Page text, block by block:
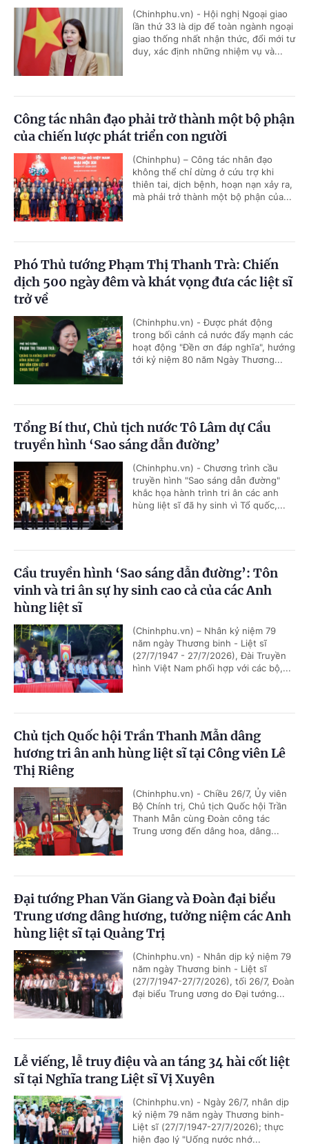
(Chinhphu.vn) - Hội nghị Ngoại giao
lần thứ 33 là dịp để toàn ngành ngoại
giao thống nhất nhận thức, đổi mới tư
duy, xác định những nhiệm vụ và...
Công tác nhân đạo phải trở thành một bộ phận
của chiến lược phát triển con người
(Chinhphu) – Công tác nhân đạo
không thể chỉ dừng ở cứu trợ khi
thiên tai, dịch bệnh, hoạn nạn xảy ra,
mà phải trở thành một bộ phận của...
Phó Thủ tướng Phạm Thị Thanh Trà: Chiến
dịch 500 ngày đêm và khát vọng đưa các liệt sĩ
trở về
(Chinhphu.vn) - Được phát động
trong bối cảnh cả nước đẩy mạnh các
hoạt động "Đền ơn đáp nghĩa", hướng
tới kỷ niệm 80 năm Ngày Thương...
Tổng Bí thư, Chủ tịch nước Tô Lâm dự Cầu
truyền hình ‘Sao sáng dẫn đường’
(Chinhphu.vn) - Chương trình cầu
truyền hình "Sao sáng dẫn đường"
khắc họa hành trình tri ân các anh
hùng liệt sĩ đã hy sinh vì Tổ quốc,...
Cầu truyền hình ‘Sao sáng dẫn đường’: Tôn
vinh và tri ân sự hy sinh cao cả của các Anh
hùng liệt sĩ
(Chinhphu.vn) – Nhân kỷ niệm 79
năm ngày Thương binh - Liệt sĩ
(27/7/1947 - 27/7/2026), Đài Truyền
hình Việt Nam phối hợp với các bộ,...
Chủ tịch Quốc hội Trần Thanh Mẫn dâng
hương tri ân anh hùng liệt sĩ tại Công viên Lê
Thị Riêng
(Chinhphu.vn) - Chiều 26/7, Ủy viên
Bộ Chính trị, Chủ tịch Quốc hội Trần
Thanh Mẫn cùng Đoàn công tác
Trung ương đến dâng hoa, dâng...
Đại tướng Phan Văn Giang và Đoàn đại biểu
Trung ương dâng hương, tưởng niệm các Anh
hùng liệt sĩ tại Quảng Trị
(Chinhphu.vn) - Nhân dịp kỷ niệm 79
năm ngày Thương binh - Liệt sĩ
(27/7/1947-27/7/2026), tối 26/7, Đoàn
đại biểu Trung ương do Đại tướng...
Lễ viếng, lễ truy điệu và an táng 34 hài cốt liệt
sĩ tại Nghĩa trang Liệt sĩ Vị Xuyên
(Chinhphu.vn) - Ngày 26/7, nhân dịp
kỷ niệm 79 năm ngày Thương binh-
Liệt sĩ (27/7/1947-27/7/2026); thực
hiện đạo lý "Uống nước nhớ...